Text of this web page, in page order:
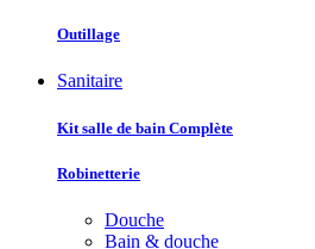
Outillage
Sanitaire
Kit salle de bain Complète
Robinetterie
Douche
Bain & douche